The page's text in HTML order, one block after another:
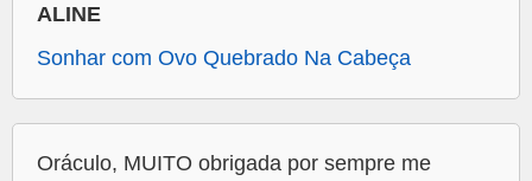
ALINE
Sonhar com Ovo Quebrado Na Cabeça
Oráculo, MUITO obrigada por sempre me